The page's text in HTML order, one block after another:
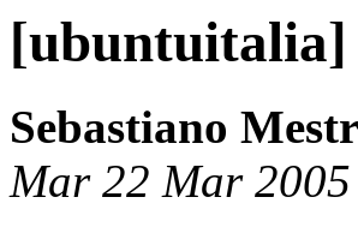
Sebastiano
Mar 22 Mar